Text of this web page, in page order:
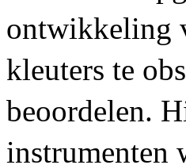
ontwikkeling
kleuters te
beoordelen.
instrumenten